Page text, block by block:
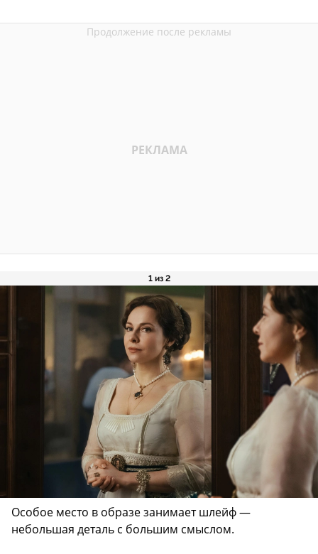
1 из 2
Особое место в образе занимает шлейф —
небольшая деталь с большим смыслом.